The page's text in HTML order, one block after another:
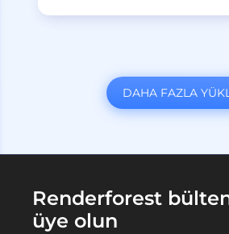
DAHA FAZLA
Renderforest
üye olun